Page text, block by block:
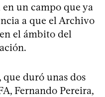
un campo que ya
a que el Archivo
el ámbito del
duró unas dos
Fernando Pereira,